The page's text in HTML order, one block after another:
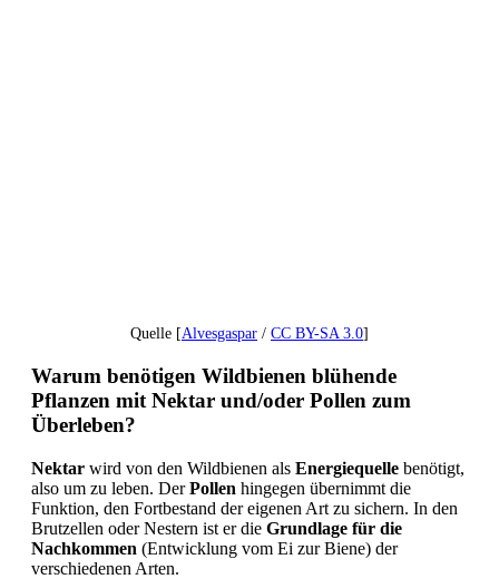
Quelle [Alvesgaspar / CC BY-SA 3.0]
Warum benötigen Wildbienen blühende
Pflanzen mit Nektar und/oder Pollen zum
Überleben?
Nektar wird von den Wildbienen als Energiequelle benötigt,
also um zu leben. DerPollen hingegen übernimmt die
Funktion, den Fortbestand der eigenen Art zu sichern. In den
Brutzellen oder Nestern ist er die Grundlage für die
Nachkommen (Entwicklung vom Ei zur Biene) der
verschiedenen Arten.